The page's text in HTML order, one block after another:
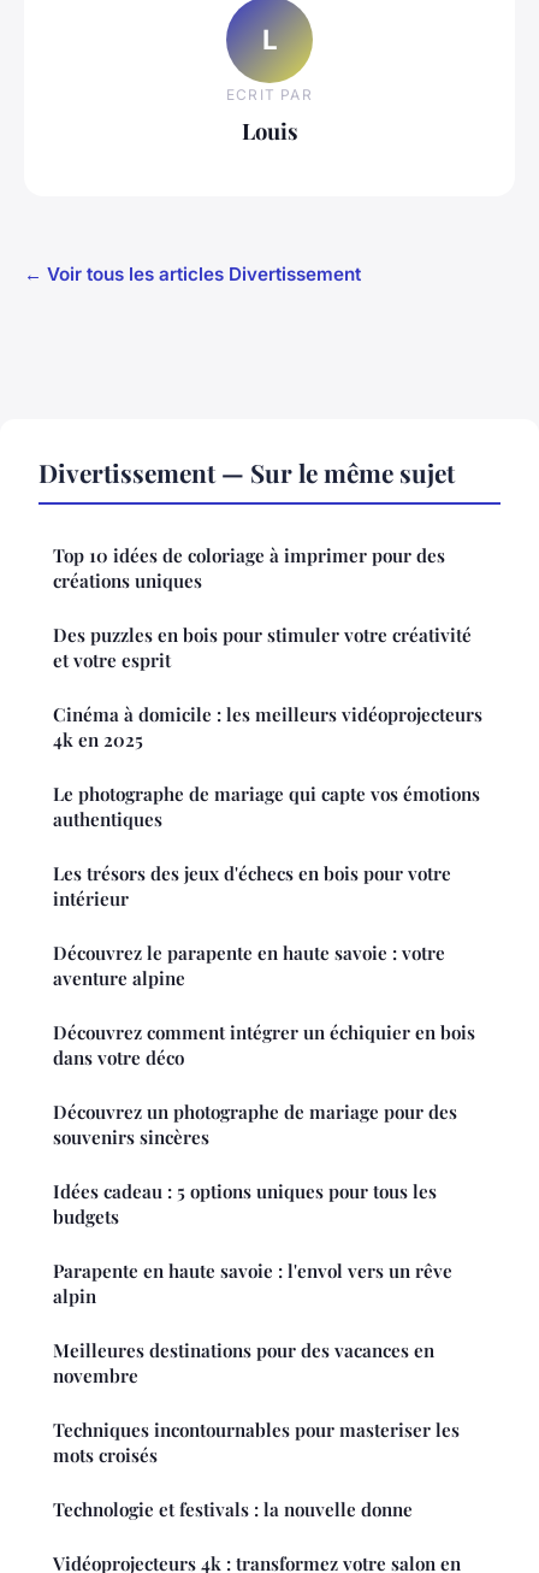
L
ECRIT PAR
Louis
← Voir tous les articles Divertissement
Divertissement — Sur le même sujet
Top 10 idées de coloriage à imprimer pour des
créations uniques
Des puzzles en bois pour stimuler votre créativité
et votre esprit
Cinéma à domicile : les meilleurs vidéoprojecteurs
4k en 2025
Le photographe de mariage qui capte vos émotions
authentiques
Les trésors des jeux d'échecs en bois pour votre
intérieur
Découvrez le parapente en haute savoie : votre
aventure alpine
Découvrez comment intégrer un échiquier en bois
dans votre déco
Découvrez un photographe de mariage pour des
souvenirs sincères
Idées cadeau : 5 options uniques pour tous les
budgets
Parapente en haute savoie : l'envol vers un rêve
alpin
Meilleures destinations pour des vacances en
novembre
Techniques incontournables pour masteriser les
mots croisés
Technologie et festivals : la nouvelle donne
Vidéoprojecteurs 4k : transformez votre salon en